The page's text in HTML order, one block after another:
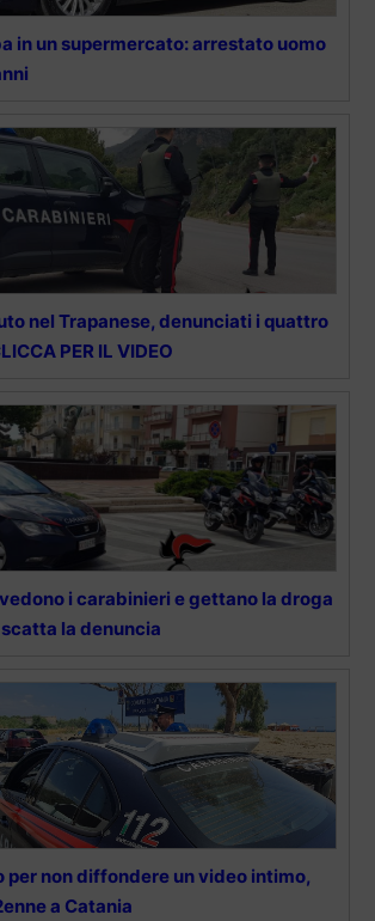
in un supermercato: arrestato uomo
nel Trapanese, denunciati i quattro
PER IL VIDEO
i carabinieri e gettano la droga
la denuncia
per non diffondere un video intimo,
a Catania